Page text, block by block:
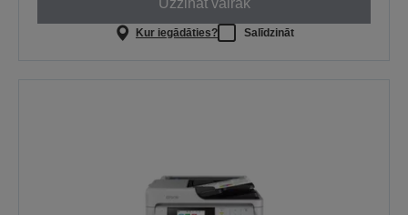
Kur iegādāties? Salīdzināt